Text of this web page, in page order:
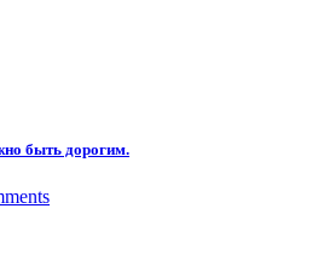
быть дорогим.